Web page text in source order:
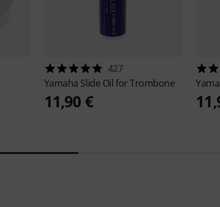
427
Yamaha Slide Oil for Trombone
11,90 €